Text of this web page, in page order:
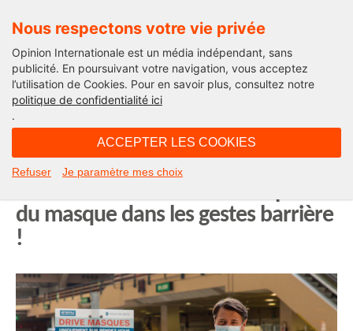
Nous respectons votre vie privée
Opinion Internationale est un média indépendant, sans
publicité. En poursuivant votre navigation, vous acceptez
l’utilisation de Cookies. Pour en savoir plus, consultez notre
politique de confidentialité ici
.
ACCEPTER LES COOKIES
Refuser Je paramètre mes choix
Edito
Appel à Emmanuel Macron et aux
du masque dans les gestes barrière
!